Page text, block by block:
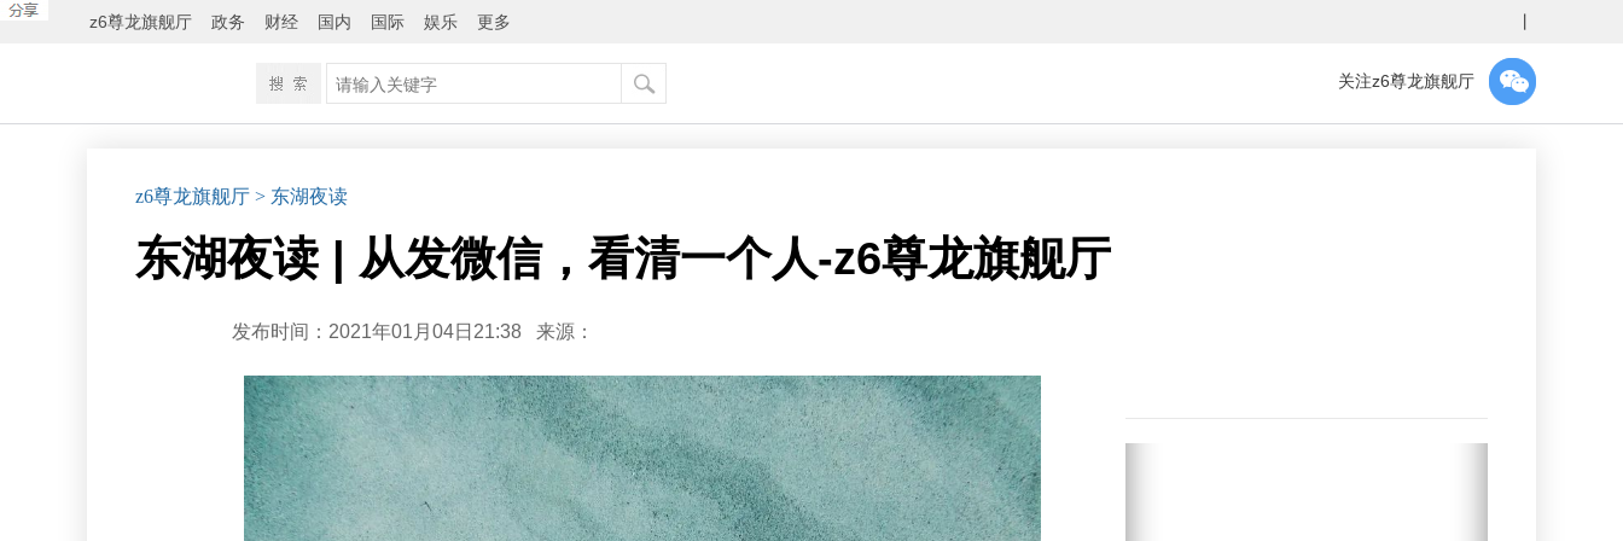
z6尊龙旗舰厅 政务 财经 国内 国际 娱乐 更多
关注z6尊龙旗舰厅
z6尊龙旗舰厅 > 东湖夜读
东湖夜读 | 从发微信，看清一个人-z6尊龙旗舰厅
发布时间：2021年01月04日21:38 来源：